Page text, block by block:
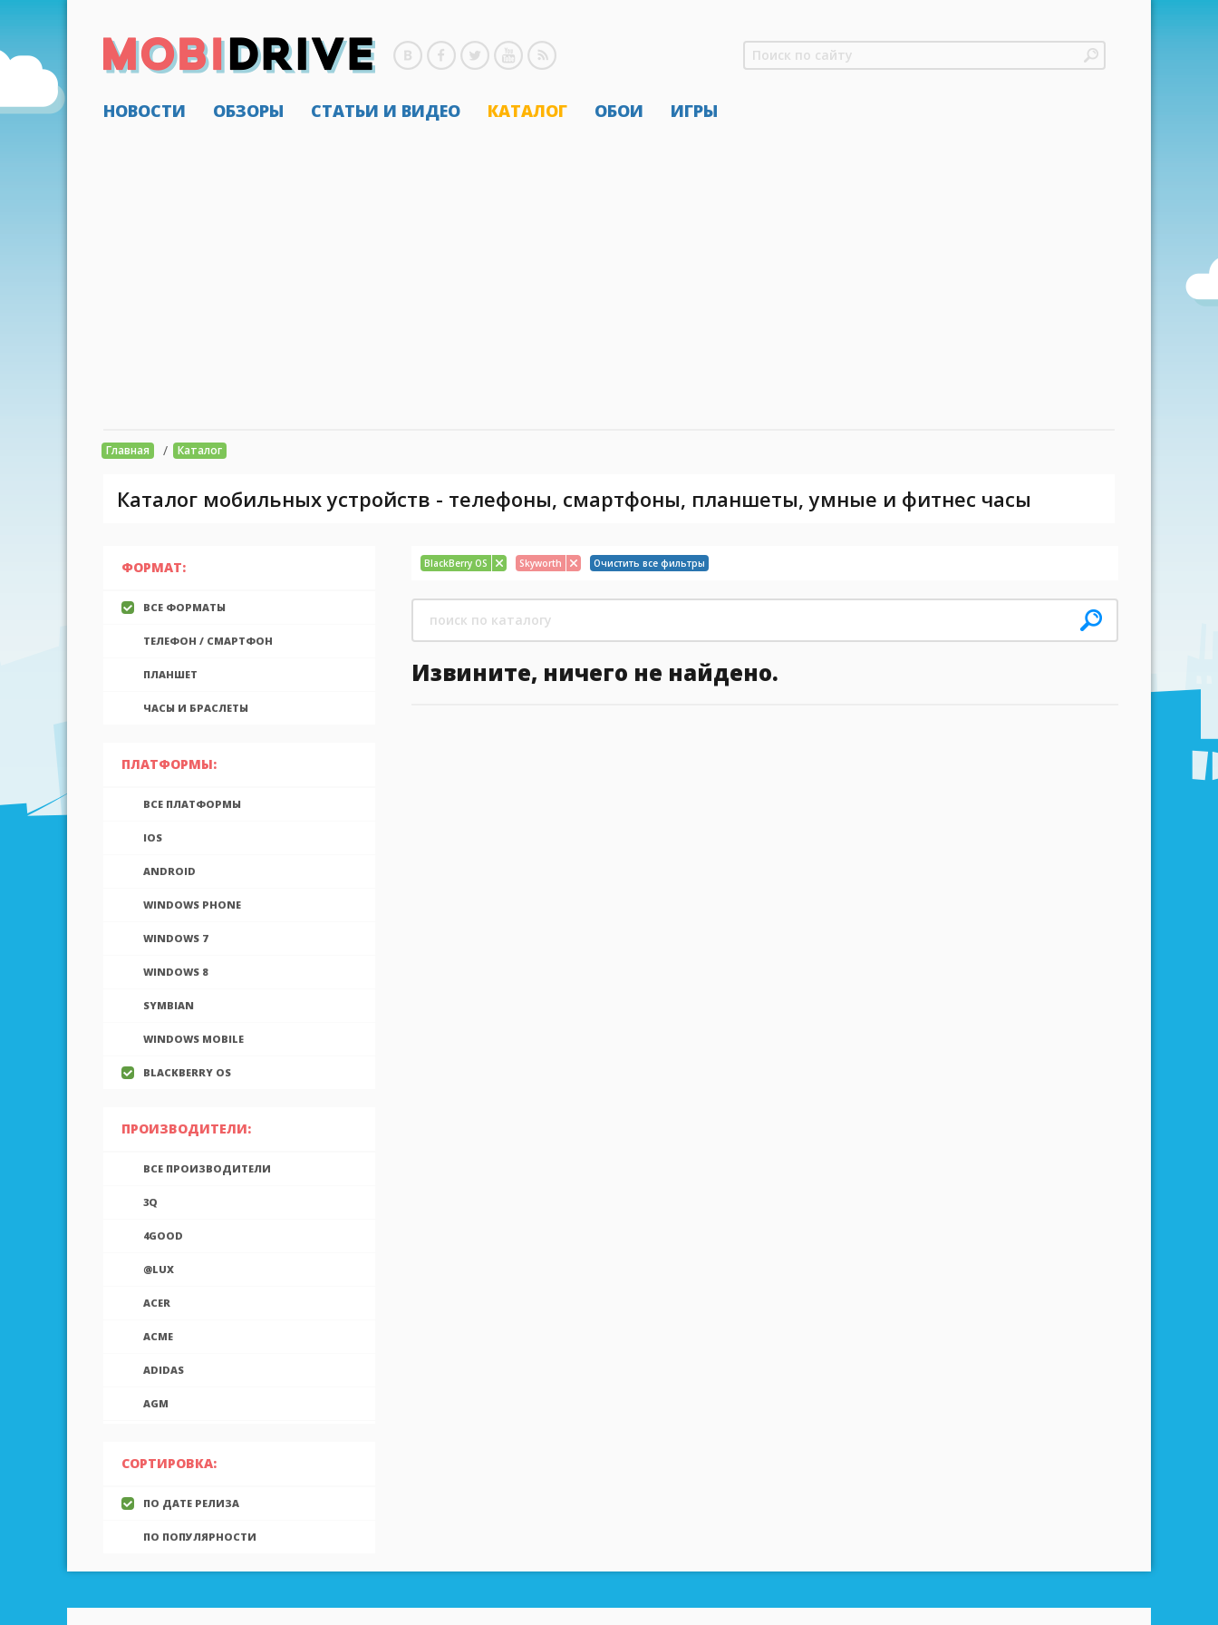
НОВОСТИ ОБЗОРЫ СТАТЬИ И ВИДЕО КАТАЛОГ ОБОИ ИГРЫ
Главная / Каталог
Каталог мобильных устройств - телефоны, смартфоны, планшеты, умные и фитнес часы
ФОРМАТ:
ВСЕ ФОРМАТЫ
ТЕЛЕФОН / СМАРТФОН
ПЛАНШЕТ
ЧАСЫ И БРАСЛЕТЫ
ПЛАТФОРМЫ:
ВСЕ ПЛАТФОРМЫ
IOS
ANDROID
WINDOWS PHONE
WINDOWS 7
WINDOWS 8
SYMBIAN
WINDOWS MOBILE
BLACKBERRY OS
ПРОИЗВОДИТЕЛИ:
ВСЕ ПРОИЗВОДИТЕЛИ
3Q
4GOOD
@LUX
ACER
ACME
ADIDAS
AGM
AIGO
AINOL
AIRON
ALCATEL
ALLVIEW
СОРТИРОВКА:
ПО ДАТЕ РЕЛИЗА
ПО ПОПУЛЯРНОСТИ
BlackBerry OS Skyworth Очистить все фильтры
Извините, ничего не найдено.